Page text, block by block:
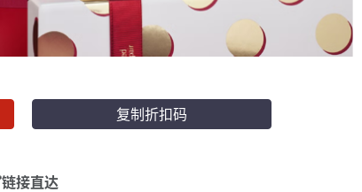
复制折扣码
接直达